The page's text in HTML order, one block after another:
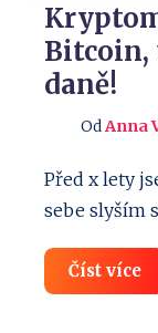
Bitcoin,
daně!
OdAnna
Před x lety
sebe slyším
Číst více